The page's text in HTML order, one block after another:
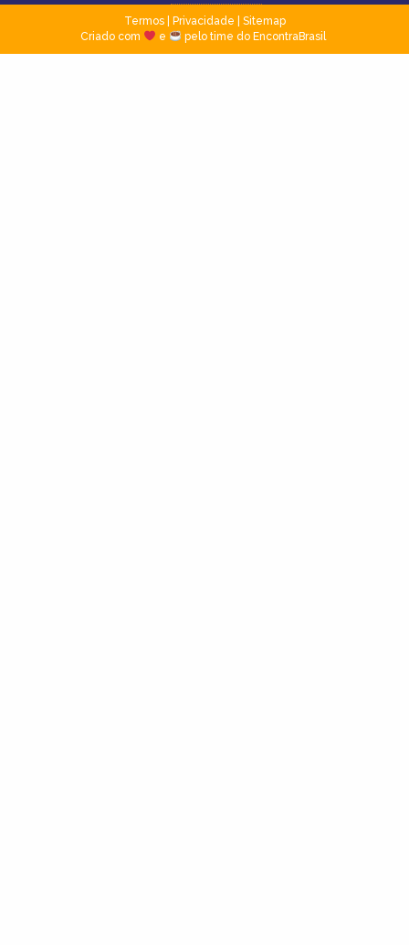
Termos| Privacidade
Sitemap
Criado com
e pelo time do EncontraBrasil